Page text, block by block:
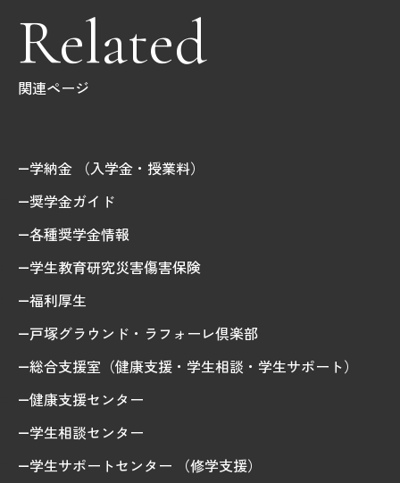
（外部サイト）
お問合わせ 取材・撮影
Related
関連ページ
学納金 （入学金・授業料）
奨学金ガイド
各種奨学金情報
学生教育研究災害傷害保険
福利厚生
戸塚グラウンド・ラフォーレ倶楽部
総合支援室（健康支援・学生相談・学生サポート）
健康支援センター
学生相談センター
学生サポートセンター （修学支援）